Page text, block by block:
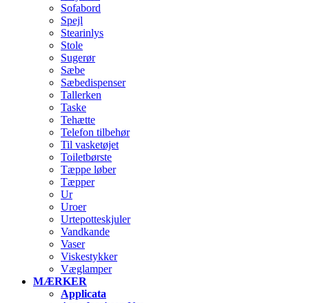
Sofabord
Spejl
Stearinlys
Stole
Sugerør
Sæbe
Sæbedispenser
Tallerken
Taske
Tehætte
Telefon tilbehør
Til vasketøjet
Toiletbørste
Tæppe løber
Tæpper
Ur
Uroer
Urtepotteskjuler
Vandkande
Vaser
Viskestykker
Væglamper
MÆRKER
Applicata